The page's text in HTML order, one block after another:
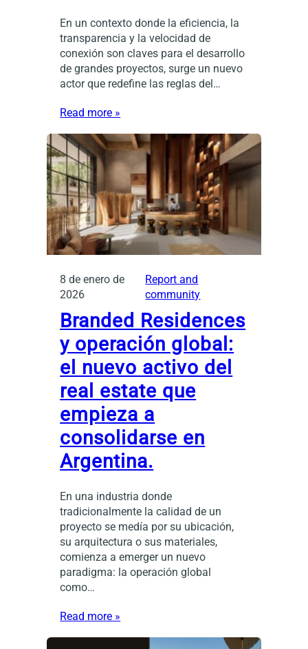
En un contexto donde la eficiencia, la
transparencia y la velocidad de
conexión son claves para el desarrollo
de grandes proyectos, surge un nuevo
actor que redefine las reglas del…
Read more »
8 de enero de
2026
Report and
community
Branded Residences
y operación global:
el nuevo activo del
real estate que
empieza a
consolidarse en
Argentina.
En una industria donde
tradicionalmente la calidad de un
proyecto se medía por su ubicación,
su arquitectura o sus materiales,
comienza a emerger un nuevo
paradigma: la operación global
como…
Read more »